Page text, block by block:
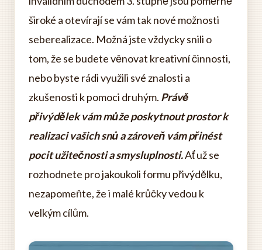
široké a otevírají se vám tak nové možnosti
seberealizace. Možná jste vždycky snili o
tom, že se budete věnovat kreativní činnosti,
nebo byste rádi využili své znalosti a
zkušenosti k pomoci druhým. Právě
přivýdělek vám může poskytnout prostor k
realizaci vašich snů a zároveň vám přinést
pocit užitečnosti a smysluplnosti.Ať už se
rozhodnete pro jakoukoli formu přivýdělku,
nezapomeňte, že i malé krůčky vedou k
velkým cílům.